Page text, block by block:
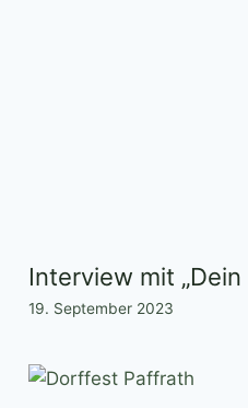
Interview mit „Dein
19. September 2023